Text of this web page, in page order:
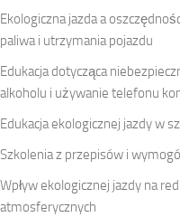
Ekologiczna jazda a
paliwa i utrzymania pojazdu
Edukacja dotycząca
alkoholu i używanie telefonu
Edukacja ekologicznej jazdy w
Szkolenia z przepisów i
Wpływ ekologicznej jazdy na
atmosferycznych